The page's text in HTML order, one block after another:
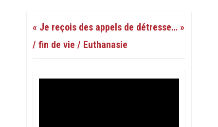
« Je reçois des appels de détresse… »
/ fin de vie / Euthanasie